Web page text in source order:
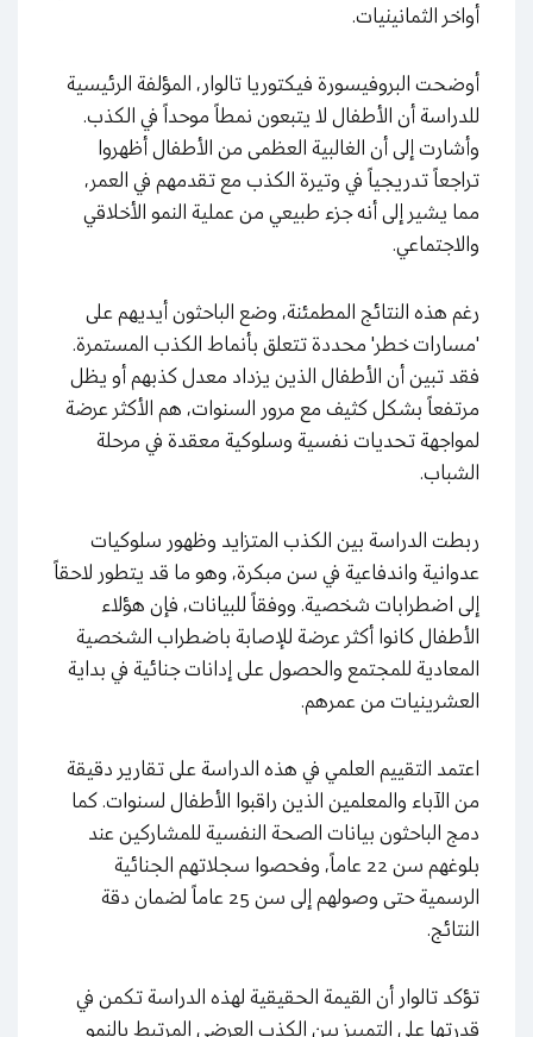
أواخر الثمانينيات.
أوضحت البروفيسورة فيكتوريا تالوار، المؤلفة الرئيسية
للدراسة أن الأطفال لا يتبعون نمطاً موحداً في الكذب.
وأشارت إلى أن الغالبية العظمى من الأطفال أظهروا
تراجعاً تدريجياً في وتيرة الكذب مع تقدمهم في العمر،
مما يشير إلى أنه جزء طبيعي من عملية النمو الأخلاقي
والاجتماعي.
رغم هذه النتائج المطمئنة، وضع الباحثون أيديهم على
'مسارات خطر' محددة تتعلق بأنماط الكذب المستمرة.
فقد تبين أن الأطفال الذين يزداد معدل كذبهم أو يظل
مرتفعاً بشكل كثيف مع مرور السنوات، هم الأكثر عرضة
لمواجهة تحديات نفسية وسلوكية معقدة في مرحلة
الشباب.
ربطت الدراسة بين الكذب المتزايد وظهور سلوكيات
عدوانية واندفاعية في سن مبكرة، وهو ما قد يتطور لاحقاً
إلى اضطرابات شخصية. ووفقاً للبيانات، فإن هؤلاء
الأطفال كانوا أكثر عرضة للإصابة باضطراب الشخصية
المعادية للمجتمع والحصول على إدانات جنائية في بداية
العشرينيات من عمرهم.
اعتمد التقييم العلمي في هذه الدراسة على تقارير دقيقة
من الآباء والمعلمين الذين راقبوا الأطفال لسنوات. كما
دمج الباحثون بيانات الصحة النفسية للمشاركين عند
بلوغهم سن 22 عاماً، وفحصوا سجلاتهم الجنائية
الرسمية حتى وصولهم إلى سن 25 عاماً لضمان دقة
النتائج.
تؤكد تالوار أن القيمة الحقيقية لهذه الدراسة تكمن في
قدرتها على التمييز بين الكذب العرضي المرتبط بالنمو